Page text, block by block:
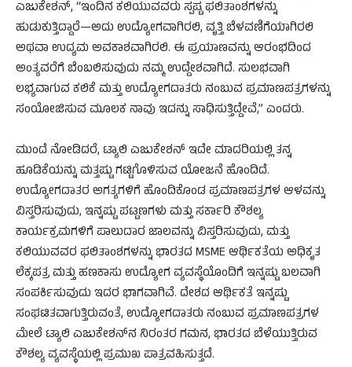
ಎಜುಕೇಶನ್, “ಇಂದಿನ ಕಲಿಯುವವರು ಸ್ಪಷ್ಟ ಫಲಿತಾಂಶಗಳನ್ನು
ಹುಡುಕುತ್ತಿದ್ದಾರೆ—ಅದು ಉದ್ಯೋಗವಾಗಿರಲಿ, ವೃತ್ತಿ ಬೆಳವಣಿಗೆಯಾಗಿರಲಿ
ಅಥವಾ ಉದ್ಯಮ ಅವಕಾಶವಾಗಿರಲಿ. ಈ ಪ್ರಯಾಣವನ್ನು ಆರಂಭದಿಂದ
ಅಂತ್ಯವರೆಗೆ ಬೆಂಬಲಿಸುವುದು ನಮ್ಮ ಉದ್ದೇಶವಾಗಿದೆ. ಸುಲಭವಾಗಿ
ಲಭ್ಯವಾಗುವ ಕಲಿಕೆ ಮತ್ತು ಉದ್ಯೋಗದಾತರು ನಂಬುವ ಪ್ರಮಾಣಪತ್ರಗಳನ್ನು
ಸಂಯೋಜಿಸುವ ಮೂಲಕ ನಾವು ಇದನ್ನು ಸಾಧಿಸುತ್ತಿದ್ದೇವೆ,” ಎಂದರು.
ಮುಂದೆ ನೋಡಿದರೆ, ಟ್ಯಾಲಿ ಎಜುಕೇಶನ್ ಇದೇ ಮಾದರಿಯಲ್ಲಿ ತನ್ನ
ಹೂಡಿಕೆಯನ್ನು ಮತ್ತಷ್ಟು ಗಟ್ಟಿಗೊಳಿಸುವ ಯೋಜನೆ ಹೊಂದಿದೆ.
ಉದ್ಯೋಗದಾತರ ಅಗತ್ಯಗಳಿಗೆ ಹೊಂದಿಕೊಂಡ ಪ್ರಮಾಣಪತ್ರಗಳ ಆಳವನ್ನು
ವಿಸ್ತರಿಸುವುದು, ಇನ್ನಷ್ಟು ಪಟ್ಟಣಗಳು ಮತ್ತು ಸರ್ಕಾರಿ ಕೌಶಲ್ಯ
ಕಾರ್ಯಕ್ರಮಗಳಿಗೆ ಪಾಲುದಾರ ಜಾಲವನ್ನು ವಿಸ್ತರಿಸುವುದು, ಮತ್ತು
ಕಲಿಯುವವರ ಫಲಿತಾಂಶಗಳನ್ನು ಭಾರತದ MSME ಆರ್ಥಿಕತೆಯ ಅಧಿಕೃತ
ಲೆಕ್ಕಪತ್ರ ಮತ್ತು ಹಣಕಾಸು ಉದ್ಯೋಗ ವ್ಯವಸ್ಥೆಯೊಂದಿಗೆ ಇನ್ನಷ್ಟು ಬಲವಾಗಿ
ಸಂಪರ್ಕಿಸುವುದು ಇದರ ಭಾಗವಾಗಿವೆ. ದೇಶದ ಆರ್ಥಿಕತೆ ಇನ್ನಷ್ಟು
ಸಂಘಟಿತವಾಗುತ್ತಿರುವಂತೆ, ಉದ್ಯೋಗದಾತರು ನಂಬುವ ಪ್ರಮಾಣಪತ್ರಗಳ
ಮೇಲೆ ಟ್ಯಾಲಿ ಎಜುಕೇಶನ್‌ನ ನಿರಂತರ ಗಮನ, ಭಾರತದ ಬೆಳೆಯುತ್ತಿರುವ
ಕೌಶಲ್ಯ ವ್ಯವಸ್ಥೆಯಲ್ಲಿ ಪ್ರಮುಖ ಪಾತ್ರವಹಿಸುತ್ತದೆ.